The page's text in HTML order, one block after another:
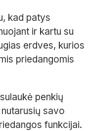
kad patys
ir kartu su
erdves, kurios
priedangomis
penkių
savo
funkcijai.